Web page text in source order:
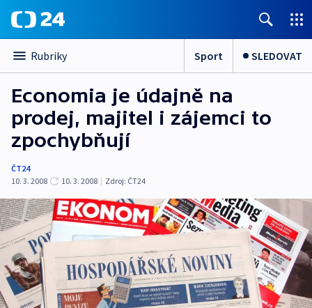
Rubriky Sport SLEDOVAT
Economia je údajně na
prodej, majitel i zájemci to
zpochybňují
ČT24
10. 3. 2008
10. 3. 2008 | Zdroj: ČT24